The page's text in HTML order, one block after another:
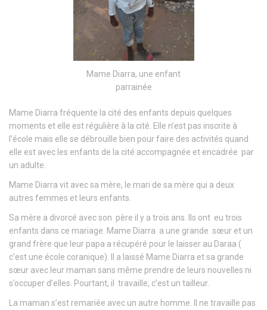
Mame Diarra, une enfant
parrainée
Mame Diarra fréquente la cité des enfants depuis quelques
moments et elle est régulière à la cité. Elle n’est pas inscrite à
l’école mais elle se débrouille bien pour faire des activités quand
elle est avec les enfants de la cité accompagnée et encadrée par
un adulte.
Mame Diarra vit avec sa mère, le mari de sa mère qui a deux
autres femmes et leurs enfants.
Sa mère a divorcé avec son père il y a trois ans. Ils ont eu trois
enfants dans ce mariage. Mame Diarra a une grande sœur et un
grand frère que leur papa a récupéré pour le laisser au Daraa (
c’est une école coranique). Il a laissé Mame Diarra et sa grande
sœur avec leur maman sans même prendre de leurs nouvelles ni
s’occuper d’elles. Pourtant, il travaille, c’est un tailleur.
La maman s’est remariée avec un autre homme. Il ne travaille pas